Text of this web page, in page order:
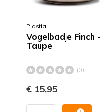
Plastia
Vogelbadje Finch -
Taupe
(0)
€ 15,95